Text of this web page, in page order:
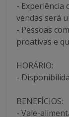
- Experiência
vendas será
- Pessoas
proativas e
HORÁRIO:
-
BENEFÍCIOS:
- Vale-